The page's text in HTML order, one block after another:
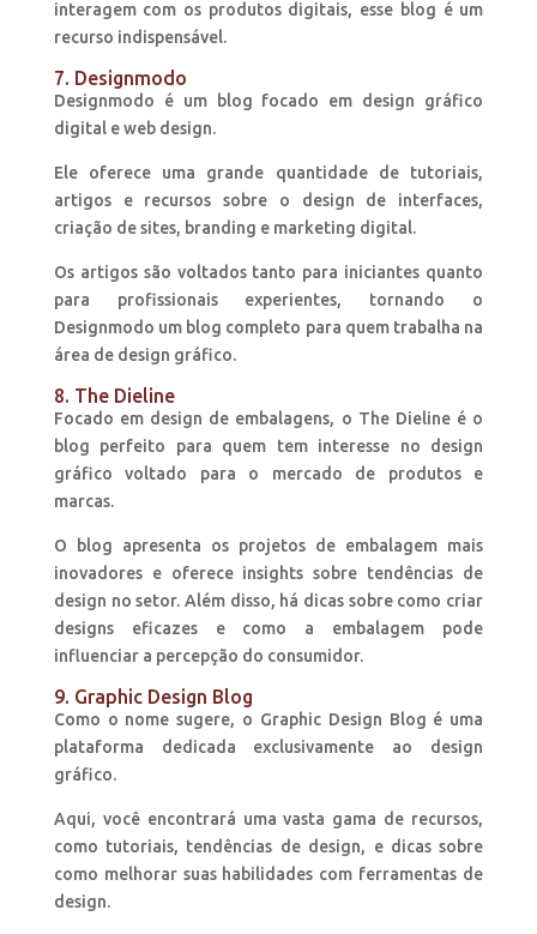
interagem com os produtos digitais, esse blog é um
recurso indispensável.
7. Designmodo
Designmodo é um blog focado em design gráfico
digital e web design.
Ele oferece uma grande quantidade de tutoriais,
artigos e recursos sobre o design de interfaces,
criação de sites, branding e marketing digital.
Os artigos são voltados tanto para iniciantes quanto
para profissionais experientes, tornando o
Designmodo um blog completo para quem trabalha na
área de design gráfico.
8. The Dieline
Focado em design de embalagens, o The Dieline é o
blog perfeito para quem tem interesse no design
gráfico voltado para o mercado de produtos e
marcas.
O blog apresenta os projetos de embalagem mais
inovadores e oferece insights sobre tendências de
design no setor. Além disso, há dicas sobre como criar
designs eficazes e como a embalagem pode
influenciar a percepção do consumidor.
9. Graphic Design Blog
Como o nome sugere, o Graphic Design Blog é uma
plataforma dedicada exclusivamente ao design
gráfico.
Aqui, você encontrará uma vasta gama de recursos,
como tutoriais, tendências de design, e dicas sobre
como melhorar suas habilidades com ferramentas de
design.